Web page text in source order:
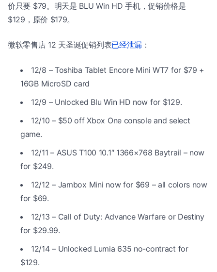
价只要 $79。明天是 BLU Win HD 手机，促销价格是
$129，原价 $179。
微软零售店 12 天圣诞促销列表已经泄漏 ：
12/8 – Toshiba Tablet Encore Mini WT7 for $79 +
16GB MicroSD card
12/9 – Unlocked Blu Win HD now for $129.
12/10 – $50 off Xbox One console and select
game.
12/11 – ASUS T100 10.1″ 1366×768 Baytrail – now
for $249.
12/12 – Jambox Mini now for $69 – all colors now
for $69.
12/13 – Call of Duty: Advance Warfare or Destiny
for $29.99.
12/14 – Unlocked Lumia 635 no-contract for
$129.